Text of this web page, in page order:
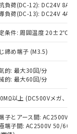
負荷(DC-12): DC24V 8A/
負荷(DC-13): DC24V 4A/
条件: 周囲温度 20±2℃、
締め端子 (M3.5)
的: 最大30回/分
的: 最大60回/分
以上 (DC500Vメガ、点
子とアース間: AC2500V
端子間: AC2500V 50/
器事業取扱
標準価格
もので
の中には、
結果は、
の社内デー
であり、閲
庫および標
ることをご
物質）の
確認中の
物で、有
。
品として
合などや
。
以下、 カド
化ビフェニル
ルエーテル類
国RoHSの
。
国RoHSの
す。
門へお問
Cd(カドミウ
臭化ビフェ
うち、外国
める商品
合は、日本
取引許
手続きを